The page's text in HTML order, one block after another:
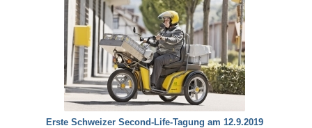
Erste Schweizer Second-Life-Tagung am 12.9.2019